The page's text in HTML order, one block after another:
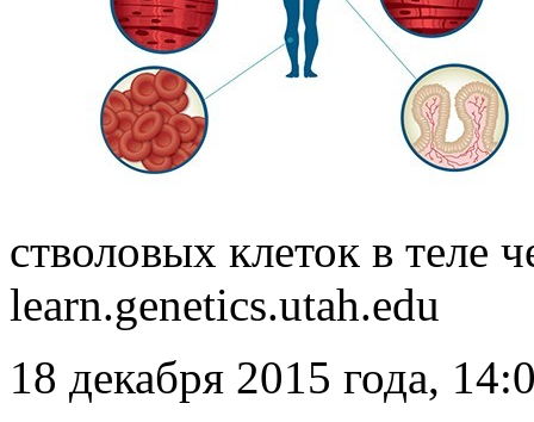
стволовых клеток в теле
learn.genetics.utah.edu
18 декабря 2015 года,